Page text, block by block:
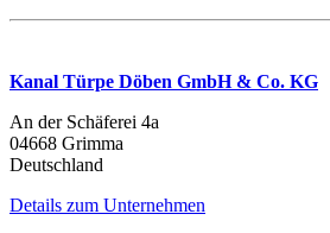
Kanal Türpe Döben GmbH & Co. KG
An der Schäferei 4a
04668 Grimma
Deutschland
Details zum Unternehmen